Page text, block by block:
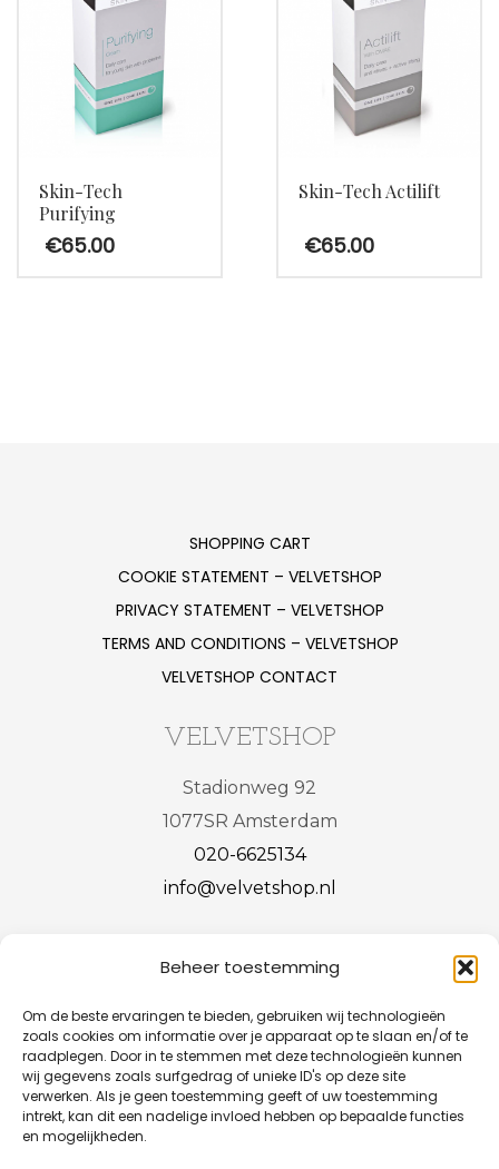
Beheer toestemming
Om de beste ervaringen te bieden, gebruiken wij technologieën
zoals cookies om informatie over je apparaat op te slaan en/of te
raadplegen. Door in te stemmen met deze technologieën kunnen
wij gegevens zoals surfgedrag of unieke ID's op deze site
verwerken. Als je geen toestemming geeft of uw toestemming
intrekt, kan dit een nadelige invloed hebben op bepaalde functies
en mogelijkheden.
Skin-Tech
Purifying
€65.00
Skin-Tech Actilift
€65.00
SHOPPING CART
COOKIE STATEMENT – VELVETSHOP
PRIVACY STATEMENT – VELVETSHOP
TERMS AND CONDITIONS – VELVETSHOP
VELVETSHOP CONTACT
VELVETSHOP
Stadionweg 92
1077SR Amsterdam
020-6625134
info@velvetshop.nl
Stadionweg92
1077SR Amsterdam
Terms and conditions
Privacy statement